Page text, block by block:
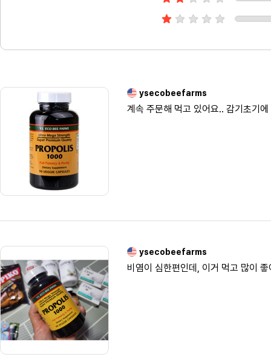
ysecobeefarms
계속 주문해 먹고 있어요..
ysecobeefarms
비염이 심한편인데, 이거 먹고 많이